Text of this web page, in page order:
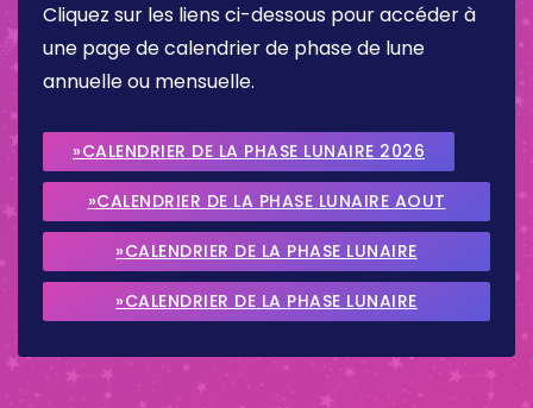
Cliquez sur les liens ci-dessous pour accéder à
une page de calendrier de phase de lune
annuelle ou mensuelle.
»CALENDRIER DE LA PHASE LUNAIRE 2026
»CALENDRIER DE LA PHASE LUNAIRE AOUT
2026
»CALENDRIER DE LA PHASE LUNAIRE
SEPTEMBRE 2026
»CALENDRIER DE LA PHASE LUNAIRE